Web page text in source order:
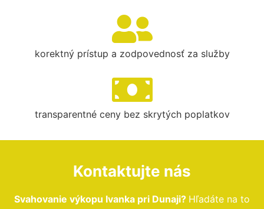
korektný prístup a zodpovednosť za služby
transparentné ceny bez skrytých poplatkov
Kontaktujte nás
Svahovanie výkopu Ivanka pri Dunaji? Hľadáte na to